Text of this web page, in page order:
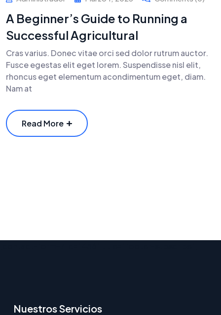
A Beginner’s Guide to Running a
Successful Agricultural
Cras varius. Donec vitae orci sed dolor rutrum auctor.
Fusce egestas elit eget lorem. Suspendisse nisl elit,
rhoncus eget elementum acondimentum eget, diam.
Nam at
Read More
Nuestros Servicios